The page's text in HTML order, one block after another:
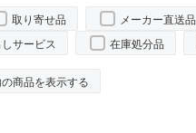
取り寄せ品 メーカー直送品
サービス 在庫処分品
商品を表示する